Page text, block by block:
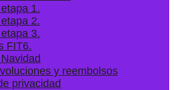
1.
2.
3.
FIT6.
y reembolsos
privacidad